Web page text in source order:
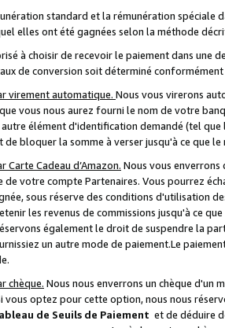
standard et la rémunération spéciale
elles ont été gagnées selon la méthode
à choisir de recevoir le paiement dans une
de conversion soit déterminé
virement automatique. Nous vous virerons
vous nous aurez fourni le nom de votre
élément d'identification demandé (tel que
de bloquer la somme à verser jusqu'à ce que
Carte Cadeau d’Amazon. Nous vous
votre compte Partenaires. Vous pourrez
sous réserve des conditions d'utilisation
les revenus de commissions jusqu'à ce
également le droit de suspendre la
un autre mode de paiement.Le
chèque. Nous nous enverrons un chèque d'un
vous optez pour cette option, nous nous
de Seuils de Paiement et de déduire